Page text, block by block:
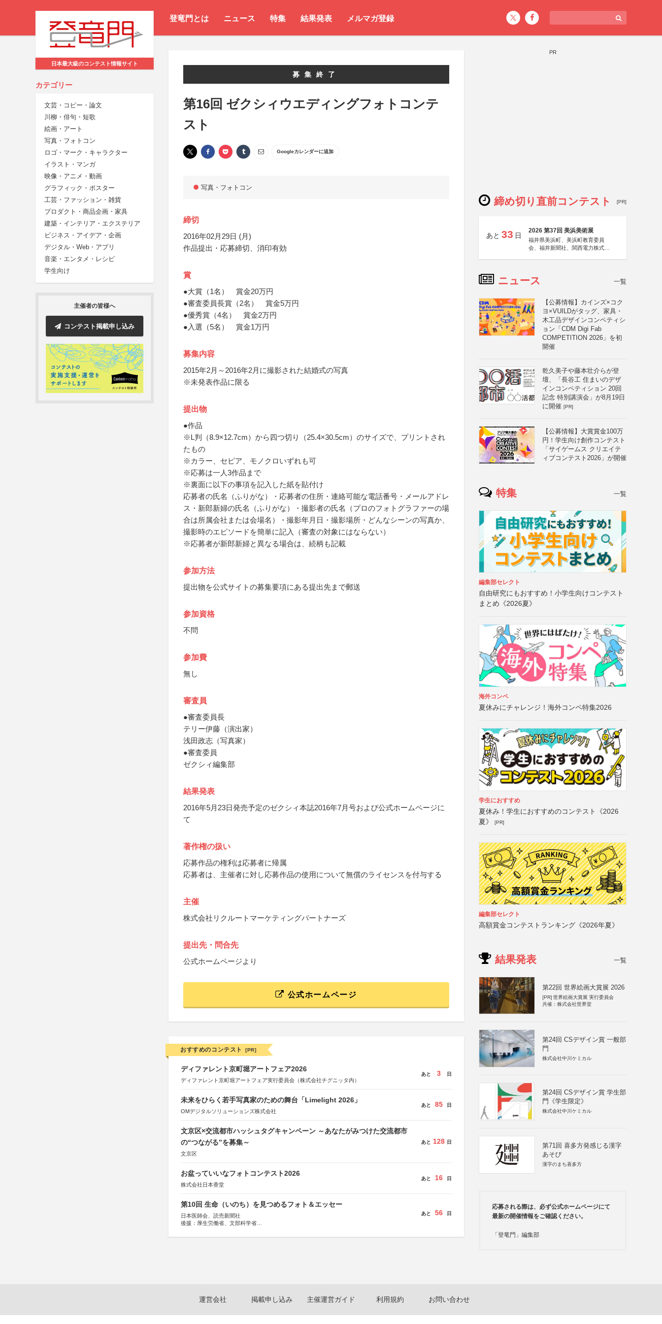
登竜門とは ニュース 特集 結果発表 メルマガ登録
日本最大級のコンテスト情報サイト
カテゴリー
文芸・コピー・論文
川柳・俳句・短歌
絵画・アート
写真・フォトコン
ロゴ・マーク・キャラクター
イラスト・マンガ
映像・アニメ・動画
グラフィック・ポスター
工芸・ファッション・雑貨
プロダクト・商品企画・家具
建築・インテリア・エクステリア
ビジネス・アイデア・企画
デジタル・Web・アプリ
音楽・エンタメ・レシピ
学生向け
主催者の皆様へ
コンテスト掲載申し込み
募集終了
第16回 ゼクシィウエディングフォトコンテ
スト
Googleカレンダーに追加
写真・フォトコン
締切
2016年02月29日 (月)
作品提出・応募締切、消印有効
賞
●大賞（1名） 賞金20万円
●審査委員長賞（2名） 賞金5万円
●優秀賞（4名） 賞金2万円
●入選（5名） 賞金1万円
募集内容
2015年2月～2016年2月に撮影された結婚式の写真
※未発表作品に限る
提出物
●作品
※L判（8.9×12.7cm）から四つ切り（25.4×30.5cm）のサイズで、プリントされ
たもの
※カラー、セピア、モノクロいずれも可
※応募は一人3作品まで
※裏面に以下の事項を記入した紙を貼付け
応募者の氏名（ふりがな）・応募者の住所・連絡可能な電話番号・メールアドレ
ス・新郎新婦の氏名（ふりがな）・撮影者の氏名（プロのフォトグラファーの場
合は所属会社または会場名）・撮影年月日・撮影場所・どんなシーンの写真か、
撮影時のエピソードを簡単に記入（審査の対象にはならない）
※応募者が新郎新婦と異なる場合は、続柄も記載
参加方法
提出物を公式サイトの募集要項にある提出先まで郵送
参加資格
不問
参加費
無し
審査員
●審査委員長
テリー伊藤（演出家）
浅田政志（写真家）
●審査委員
ゼクシィ編集部
結果発表
2016年5月23日発売予定のゼクシィ本誌2016年7月号および公式ホームページに
て
著作権の扱い
応募作品の権利は応募者に帰属
応募者は、主催者に対し応募作品の使用について無償のライセンスを付与する
主催
株式会社リクルートマーケティングパートナーズ
提出先・問合先
公式ホームページより
公式ホームページ
おすすめのコンテスト [PR]
ディファレント京町堀アートフェア2026
ディファレント京町堀アートフェア実行委員会（株式会社チグニッタ内）
あと 3 日
未来をひらく若手写真家のための舞台「Limelight 2026」
OMデジタルソリューションズ株式会社
あと 85 日
文京区×交流都市ハッシュタグキャンペーン ～あなたがみつけた交流都市
の“つながる”を募集～
文京区
あと 128 日
お盆っていいなフォトコンテスト2026
株式会社日本香堂
あと 16 日
第10回 生命（いのち）を見つめるフォト＆エッセー
日本医師会、読売新聞社
後援：厚生労働省、文部科学省
あと 56 日
PR
締め切り直前コンテスト [PR]
あと 33 日
2026 第37回 美浜美術展
福井県美浜町、美浜町教育委員
会、福井新聞社、関西電力株式会
ニュース 一覧
【公募情報】カインズ×コク
ヨ×VUILDがタッグ、家具・
木工品デザインコンペティシ
ョン「CDM Digi Fab
COMPETITION 2026」を初
開催
乾久美子や藤本壮介らが登
壇、「長谷工 住まいのデザ
インコンペティション 20回
記念 特別講演会」が8月19日
に開催 [PR]
【公募情報】大賞賞金100万
円！学生向け創作コンテスト
「サイゲームス クリエイテ
ィブコンテスト2026」が開催
特集 一覧
編集部セレクト
自由研究にもおすすめ！小学生向けコンテスト
まとめ《2026夏》
海外コンペ
夏休みにチャレンジ！海外コンペ特集2026
学生におすすめ
夏休み！学生におすすめのコンテスト《2026
夏》
[PR]
編集部セレクト
高額賞金コンテストランキング《2026年夏》
結果発表 一覧
第22回 世界絵画大賞展 2026
[PR] 世界絵画大賞展 実行委員会
共催：株式会社世界堂
第24回 CSデザイン賞 一般部
門
株式会社中川ケミカル
第24回 CSデザイン賞 学生部
門《学生限定》
株式会社中川ケミカル
第71回 喜多方発感じる漢字
あそび
漢字のまち喜多方
応募される際は、必ず公式ホームページにて
最新の開催情報をご確認ください。
「登竜門」編集部
運営会社 掲載申し込み 主催運営ガイド 利用規約 お問い合わせ